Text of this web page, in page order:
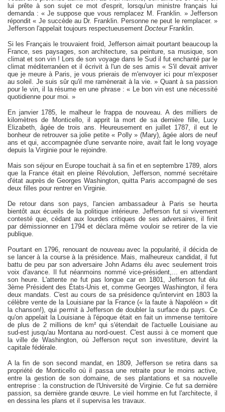
lui prête à son sujet ce mot d'esprit, lorsqu'un ministre français
lui
demanda :«Je suppose que vous remplacez M. Franklin. »Jefferson
répondit « Je succède au Dr. Franklin. Personne ne peut le remplacer. »
Jefferson l'appelait toujours respectueusement Docteur Franklin.
Si les Français le trouvaient froid, Jefferson aimait pourtant beaucoup la
France, ses paysages, son architecture, sa peinture, sa musique, son
climat et son vin ! Lors de son voyage dans le Sud il fut enchanté par le
climat méditerranéen et il écrivit à l'un de ses amis « S'il devait arriver
que je meure à Paris, je vous prierais de m'envoyer ici pour m'exposer
au soleil. Je suis sûr qu'il me ramènerait à la vie. » Quant à sa passion
pour le vin, il la résume en une phrase :« Le bon vin est une nécessité
quotidienne pour moi. »
En janvier 1785, le malheur le frappa de nouveau. A des milliers de
kilomètres de Monticello, i l apprit la mort de sa dernière fille,
Lucy
Elizabeth, âgée de trois ans. Heureusementen juillet 1787, il eut le
bonheur de retrouver sa jolie petite « Polly » (Mary), âgée alors de neuf
ans et qui, accompagnée d'une servante noire, avait fait le longvoyage
depuis la Virginie pour le rejoindre.
Mais son séjour en Europe touchait à sa fin et en septembre 1789, alors
que la France était en pleine Révolution, Jefferson, nommé secrétaire
d'état auprès de Georges Washington, quitta Paris accompagné de ses
deux filles pour rentrer en Virginie.
De retour dans son pays, l'ancien ambassadeur à Paris se heurta
bientôt aux écueils de la politique intérieure. Jefferson fut si vivement
contesté que, cédant aux lourdes critiques de ses adversaires, il finit
par démissionner en 1794 et déclara même vouloir se retirer de la vie
publique.
Pourtant en 1796, renouant de nouveau avec la popularité, il décida de
se lancer à la course à la présidence. Mais, malheureux candidat, il fut
battu de peu par son adversaire John Adams élu avec seulement trois
voix d'avance. Il fut néanmoins nommé vice-président,... en attendant
son heure. L'attente ne fut pas longue car en 1801, Jefferson fut élu
3ème Président des États-Unis et, comme Georges Washington, il fera
deux mandats. C'est au cours de sa présidence qu'intervint en 1803 la
célèbre vente de la Louisiane par la France (« la faute à Napoléon » dit
la chanson!), qui permit à Jefferson de doubler la surface du pays. Ce
qu'on appelait la Louisiane à l'époque était en fait un immense territoire
de plus de 2 millions de km² qui s'étendait de l'actuelle Louisiane au
sud-est jusqu'au Montana au nord-ouest. C'est aussi à ce moment que
la ville de Washington, où Jefferson reçut son investiture, devint la
capitale fédérale.
A la fin de son second mandat, en 1809, Jefferson se retira dans sa
propriété de Monticello où il passa une retraite pour le moins active,
entre la gestion de son domaine, de ses plantations et sa nouvelle
entreprise : la construction de l'Université de Virginie. Ce fut sa dernière
passion, sa dernière grande œuvre. Le vieil homme en fut l'architecte, il
en dessina les plans et il supervisa les travaux.